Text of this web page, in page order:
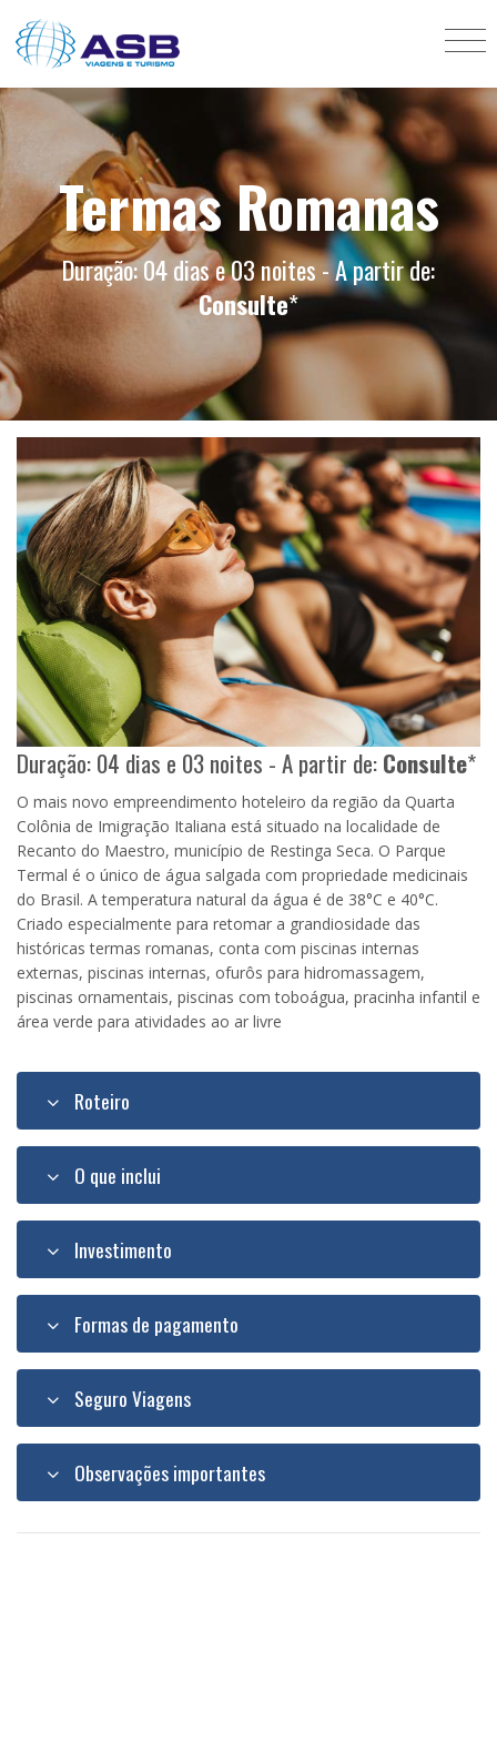
Termas Romanas
Duração: 04 dias e 03 noites - A partir de:
Consulte*
Duração: 04 dias e 03 noites - A partir de:Consulte*
O mais novo empreendimento hoteleiro da região da Quarta
Colônia de Imigração Italiana está situado na localidade de
Recanto do Maestro, município de Restinga Seca. O Parque
Termal é o único de água salgada com propriedade medicinais
do Brasil. A temperatura natural da água é de 38°C e 40°C.
Criado especialmente para retomar a grandiosidade das
históricas termas romanas, conta com piscinas internas
externas, piscinas internas, ofurôs para hidromassagem,
piscinas ornamentais, piscinas com toboágua, pracinha infantil e
área verde para atividades ao ar livre
Roteiro
O que inclui
Investimento
Formas de pagamento
Seguro Viagens
Observações importantes